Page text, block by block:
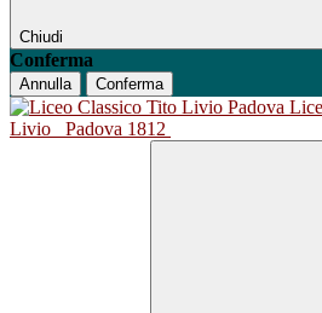
Chiudi
Conferma
Annulla Conferma
Livio
Padova 1812